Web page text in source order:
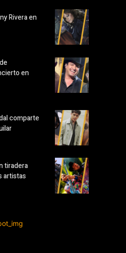
Rivera en
en
comparte
tiradera
artistas